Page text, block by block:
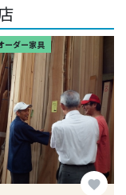
ーダー家具
favorite